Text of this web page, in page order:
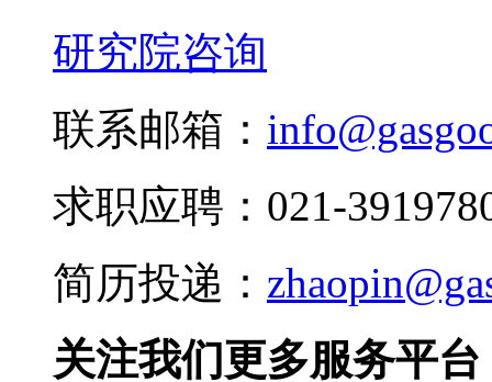
研究院咨询
联系邮箱：
求职应聘：021-
简历投递：
关注我们更多服务平台